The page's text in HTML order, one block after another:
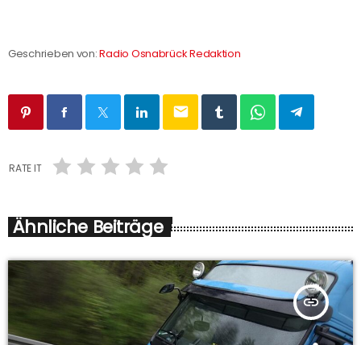
Geschrieben von:Radio Osnabrück Redaktion
email
RATE IT
Ähnliche Beiträge
insert_link